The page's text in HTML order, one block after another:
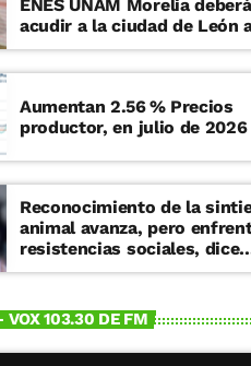
ENES UNAM Morelia
acudir a la ciudad de León
examen de admisión
Aumentan 2.56 % Precios
productor, en julio de 2026
Reconocimiento de la
animal avanza, pero
resistencias sociales, dice
especialista
103.30 DE FM